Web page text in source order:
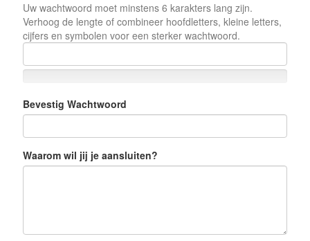
Uw wachtwoord moet minstens 6 karakters lang zijn.
Verhoog de lengte of combineer hoofdletters, kleine letters,
cijfers en symbolen voor een sterker wachtwoord.
Bevestig Wachtwoord
Waarom wil jij je aansluiten?